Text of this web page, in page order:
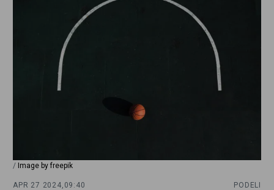
/ Image by freepik
APR 27 2024, 09:40 PODELI